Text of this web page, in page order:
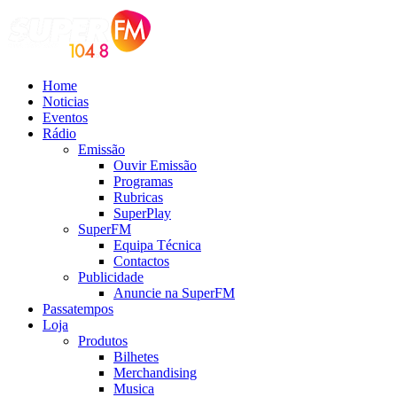
Home
Noticias
Eventos
Rádio
Emissão
Ouvir Emissão
Programas
Rubricas
SuperPlay
SuperFM
Equipa Técnica
Contactos
Publicidade
Anuncie na SuperFM
Passatempos
Loja
Produtos
Bilhetes
Merchandising
Musica